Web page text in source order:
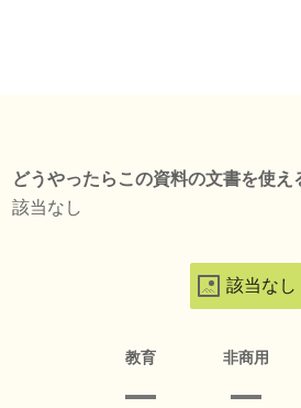
どうやったらこの資料の文書を使え
該当なし
該当なし
教育 非商用